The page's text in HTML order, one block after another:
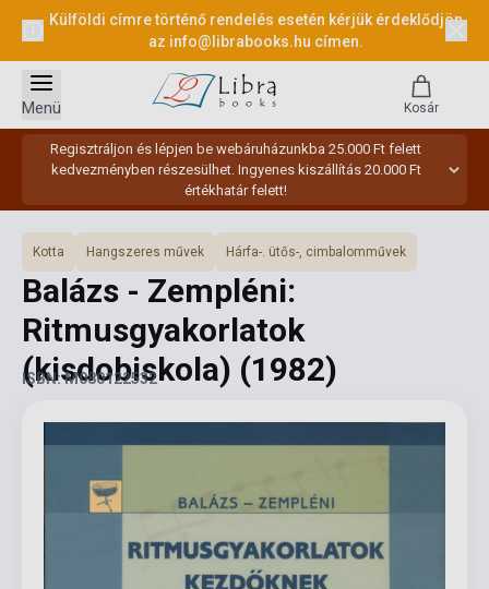
Külföldi címre történő rendelés esetén kérjük érdeklődjön
az info@librabooks.hu címen.
Regisztráljon és lépjen be webáruházunkba 25.000 Ft felett
kedvezményben részesülhet. Ingyenes kiszállítás 20.000 Ft
értékhatár felett!
Menü Kosár
Kotta Hangszeres művek Hárfa-. ütős-, cimbalomművek
Balázs - Zempléni:
Ritmusgyakorlatok
(kisdobiskola) (1982)
ISBN: M080122532